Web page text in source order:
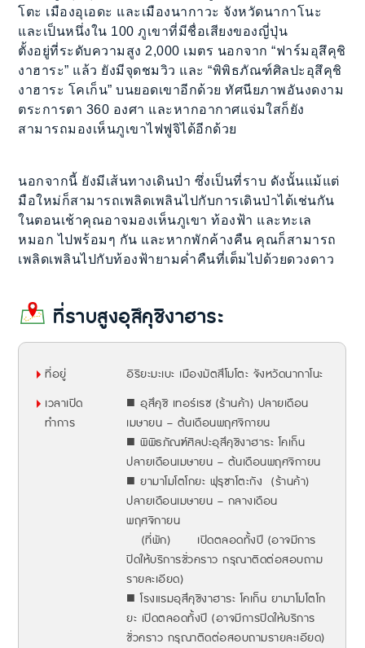
โตะ เมืองอุเอดะ และเมืองนากาวะ จังหวัดนากาโนะ
และเป็นหนึ่งใน 100 ภูเขาที่มีชื่อเสียงของญี่ปุ่น
ตั้งอยู่ที่ระดับความสูง 2,000 เมตร นอกจาก “ฟาร์มอุสึคุชิ
งาฮาระ” แล้ว ยังมีจุดชมวิว และ “พิพิธภัณฑ์ศิลปะอุสึคุชิ
งาฮาระ โคเก็น” บนยอดเขาอีกด้วย ทัศนียภาพอันงดงาม
ตระการตา 360 องศา และหากอากาศแจ่มใสก็ยัง
สามารถมองเห็นภูเขาไฟฟูจิได้อีกด้วย
นอกจากนี้ ยังมีเส้นทางเดินป่า ซึ่งเป็นที่ราบ ดังนั้นแม้แต่
มือใหม่ก็สามารถเพลิดเพลินไปกับการเดินป่าได้เช่นกัน
ในตอนเช้าคุณอาจมองเห็นภูเขา ท้องฟ้า และทะเล
หมอก ไปพร้อมๆ กัน และหากพักค้างคืน คุณก็สามารถ
เพลิดเพลินไปกับท้องฟ้ายามค่ำคืนที่เต็มไปด้วยดวงดาว
ที่ราบสูงอุสึคุชิงาฮาระ
ที่อยู่
อิริยะมะเบะ เมืองมัตสึโมโตะ จังหวัดนากาโนะ
เวลาเปิด
ทำการ
■ อุสึคุชิ เทอร์เรซ (ร้านค้า) ปลายเดือน
เมษายน – ต้นเดือนพฤศจิกายน
■ พิพิธภัณฑ์ศิลปะอุสึคุชิงาฮาระ โคเก็น
ปลายเดือนเมษายน – ต้นเดือนพฤศจิกายน
■ ยามาโมโตโกยะ ฟุรุซาโตะกัง (ร้านค้า)
ปลายเดือนเมษายน – กลางเดือน
พฤศจิกายน
(ที่พัก) เปิดตลอดทั้งปี (อาจมีการ
ปิดให้บริการชั่วคราว กรุณาติดต่อสอบถาม
รายละเอียด)
■ โรงแรมอุสึคุชิงาฮาระ โคเก็น ยามาโมโตโก
ยะ เปิดตลอดทั้งปี (อาจมีการปิดให้บริการ
ชั่วคราว กรุณาติดต่อสอบถามรายละเอียด)